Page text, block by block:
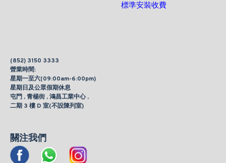
標準安裝收費
(852) 3150 3333
營業時間:
星期一至六(09:00am-6:00pm)
星期日及公眾假期休息
屯門 , 青楊街 , 鴻昌工業中心 ,
二期 3 樓 D 室(不設陳列室)
關注我們